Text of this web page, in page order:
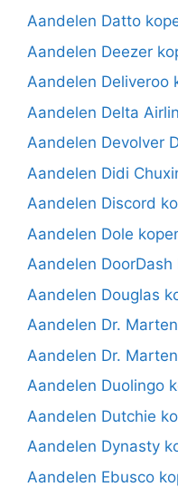
Aandelen Datto
Aandelen Deezer
Aandelen Deliveroo
Aandelen Delta
Aandelen Devolver
Aandelen Didi
Aandelen Discord
Aandelen Dole
Aandelen DoorDash
Aandelen Douglas
Aandelen Dr.
Aandelen Dr.
Aandelen Duolingo
Aandelen Dutchie
Aandelen Dynasty
Aandelen Ebusco